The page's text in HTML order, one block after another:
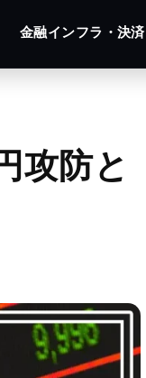
金融インフラ・決済
攻防と